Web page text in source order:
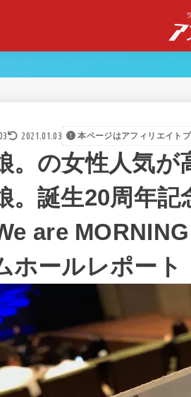
2021.01.03 本ページはアフィリエイト
。の女性人気が
。誕生20周年記
are
ホールレポート